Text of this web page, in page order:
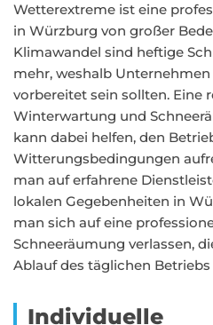
Wetterextreme ist eine
in Würzburg von großer
Klimawandel sind heftige
mehr, weshalb
vorbereitet sein sollten. Eine
Winterwartung und
kann dabei helfen, den
Witterungsbedingungen
man auf erfahrene
lokalen Gegebenheiten in
man sich auf eine
Schneeräumung verlassen,
Ablauf des täglichen
Individuelle